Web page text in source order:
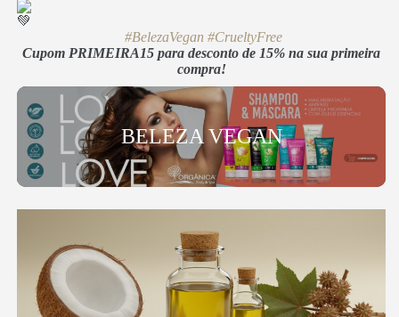
#BelezaVegan #CrueltyFree
Cupom PRIMEIRA15 para desconto de 15% na sua primeira
compra!
BELEZA VEGAN